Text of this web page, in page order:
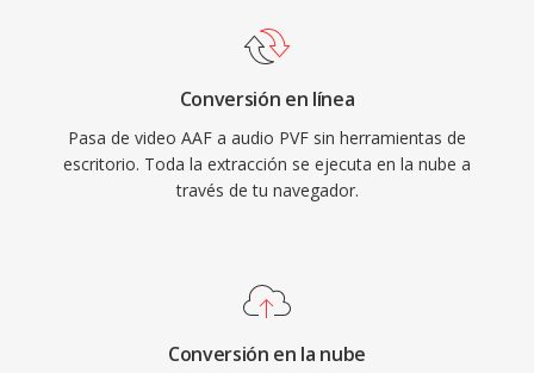
Conversión en línea
Pasa de video AAF a audio PVF sin herramientas de
escritorio. Toda la extracción se ejecuta en la nube a
través de tu navegador.
Conversión en la nube